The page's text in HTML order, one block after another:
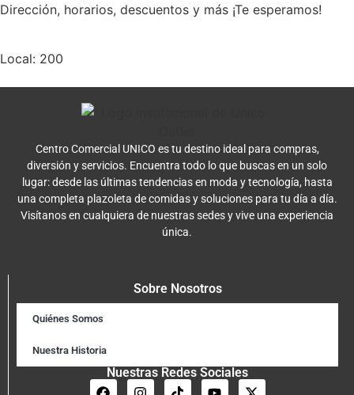
Dirección, horarios, descuentos y más ¡Te esperamos!
Local: 200
Centro Comercial UNICO es tu destino ideal para compras,
diversión y servicios. Encuentra todo lo que buscas en un solo
lugar: desde las últimas tendencias en moda y tecnología, hasta
una completa plazoleta de comidas y soluciones para tu día a día.
Visítanos en cualquiera de nuestras sedes y vive una experiencia
única.
Sobre Nosotros
Quiénes Somos
Nuestra Historia
Nuestras Redes Sociales